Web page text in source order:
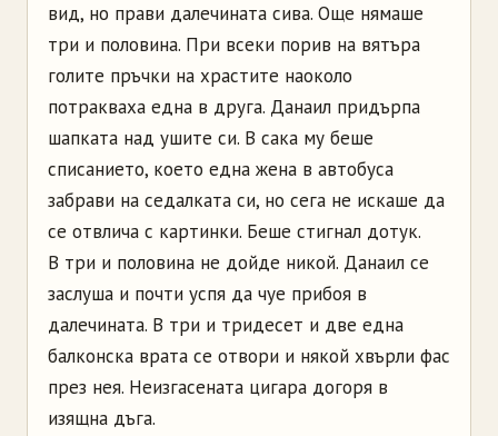
вид, но прави далечината сива. Още нямаше
три и половина. При всеки порив на вятъра
голите пръчки на храстите наоколо
потракваха една в друга. Данаил придърпа
шапката над ушите си. В сака му беше
списанието, което една жена в автобуса
забрави на седалката си, но сега не искаше да
се отвлича с картинки. Беше стигнал дотук.
В три и половина не дойде никой. Данаил се
заслуша и почти успя да чуе прибоя в
далечината. В три и тридесет и две една
балконска врата се отвори и някой хвърли фас
през нея. Неизгасената цигара догоря в
изящна дъга.